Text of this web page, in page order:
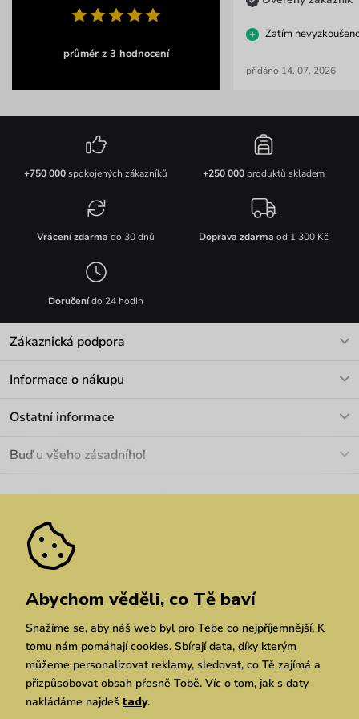
průměr z 3 hodnocení
Zatím
přidáno 14. 07. 2026
+750 000spokojených zákazníků +250 000produktů skladem
Vrácení zdarma do 30 dnů Doprava zdarma od 1 300 Kč
Doručenído 24 hodin
Zákaznická podpora
Informace o nákupu
Materiály a údržba
Pozáruční opravy
Ostatní informace
Velkoobchod
We Care
Dárkové poukazy
Vuchlook
Prodejny
Praha Brno Chrudim
Buď u všeho zásadního!
Zásady ochrany osobních údajů
Abychom věděli, co Tě baví
Snažíme se, aby náš web byl pro Tebe co nejpříjemnější. K
tomu nám pomáhají cookies. Sbírají data, díky kterým
můžeme personalizovat reklamy, sledovat, co Tě zajímá a
přizpůsobovat obsah přesně Tobě. Víc o tom, jak s daty
nakládáme najdeš tady.